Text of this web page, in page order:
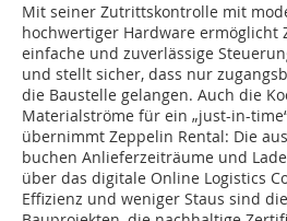
Mit seiner Zutrittskontrolle mit
hochwertiger Hardware ermöglicht
einfache und zuverlässige
und stellt sicher, dass nur
die Baustelle gelangen. Auch die
Materialströme für ein „just-in-
übernimmt Zeppelin Rental: Die
buchen Anlieferzeiträume und
über das digitale Online Logistics
Effizienz und weniger Staus sind